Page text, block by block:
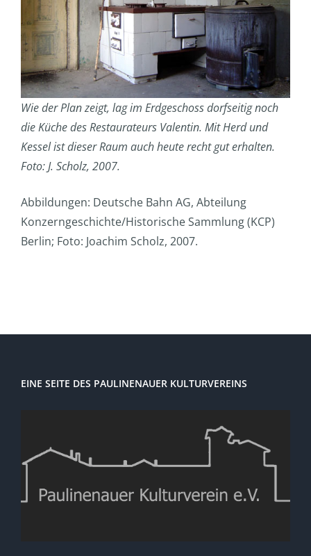
Wie der Plan zeigt, lag im Erdgeschoss dorfseitig noch
die Küche des Restaurateurs Valentin. Mit Herd und
Kessel ist dieser Raum auch heute recht gut erhalten.
Foto: J. Scholz, 2007.
Abbildungen: Deutsche Bahn AG, Abteilung
Konzerngeschichte/Historische Sammlung (KCP)
Berlin; Foto: Joachim Scholz, 2007.
EINE SEITE DES PAULINENAUER KULTURVEREINS